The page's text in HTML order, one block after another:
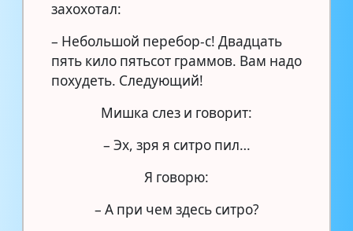
захохотал:
– Небольшой перебор-с! Двадцать
пять кило пятьсот граммов. Вам надо
похудеть. Следующий!
Мишка слез и говорит:
– Эх, зря я ситро пил…
Я говорю:
– А при чем здесь ситро?